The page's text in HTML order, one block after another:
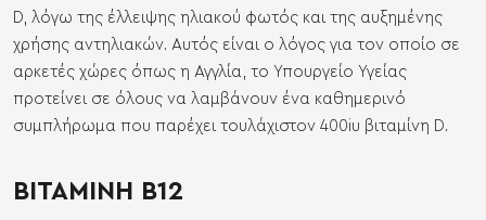
D, λόγω της έλλειψης ηλιακού φωτός και της αυξημένης
χρήσης αντηλιακών. Αυτός είναι ο λόγος για τον οποίο σε
αρκετές χώρες όπως η Αγγλία, το Υπουργείο Υγείας
προτείνει σε όλους να λαμβάνουν ένα καθημερινό
συμπλήρωμα που παρέχει τουλάχιστον 400iu βιταμίνη D.
ΒΙΤΑΜΙΝΗ Β12